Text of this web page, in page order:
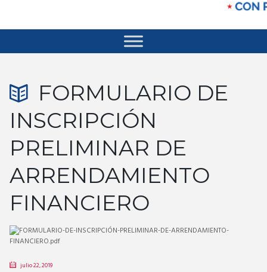
FORMULARIO DE
INSCRIPCIÓN
PRELIMINAR DE
ARRENDAMIENTO
FINANCIERO
julio 22, 2019